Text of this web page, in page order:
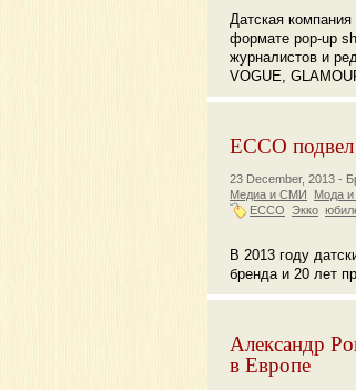
Датская
формате pop-up
журналистов и
VOGUE,
ЕССО подвел
23 December, 2013 -
Медиа и СМИ
Мода и
ECCO
Экко
В 2013 году
бренда и 20 лет
Александр
в Европе